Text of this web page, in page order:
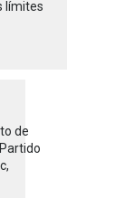
límites
de